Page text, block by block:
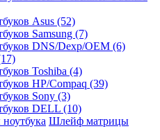
Asus (52)
Samsung (7)
DNS/Dexp/OEM (6)
Toshiba (4)
HP/Compaq (39)
Sony (3)
DELL (10)
Шлейф матрицы